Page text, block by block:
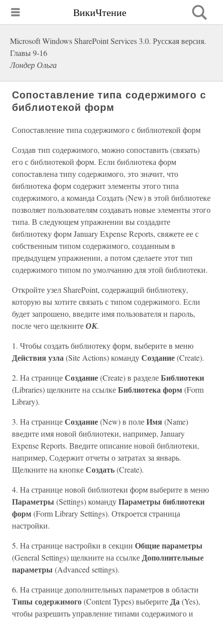
ВикиЧтение
Microsoft Windows SharePoint Services 3.0. Русская версия.
Главы 9-16
Лондер Ольга
Сопоставление типа содержимого с
библиотекой форм
Сопоставление типа содержимого с библиотекой форм
Создав тип содержимого, можно сопоставить (связать)
его с библиотекой форм. Если библиотека форм
сопоставлена типу содержимого, это значит, что
библиотека форм содержит элементы этого типа
содержимого, а команда Создать (New) в этой библиотеке
позволяет пользователям создавать новые элементы этого
типа. В следующем упражнении вы создадите
библиотеку форм January Expense Reports, свяжете ее с
собственным типом содержимого, созданным в
предыдущем упражнении, а потом сделаете этот тип
содержимого типом по умолчанию для этой библиотеки.
Откройте узел SharePoint, содержащий библиотеку,
которую вы хотите связать с типом содержимого. Если
будет запрошено, введите имя пользователя и пароль,
после чего щелкнитеОК.
1. Чтобы создать библиотеку форм, выберите в меню
Действия узла(Site Actions) командуСоздание(Create).
2. На страницеСоздание(Create) в разделеБиблиотеки
(Libraries) щелкните на ссылкеБиблиотека форм(Form
Library).
3. На страницеСоздание(New) в полеИмя (Name)
введите имя новой библиотеки, например, January
Expense Reports. Введите описание новой библиотеки,
например, Содержит отчеты о затратах за январь.
Щелкните на кнопкеСоздать(Create).
4. На странице новой библиотеки форм выберите в меню
Параметры (Settings) командуПараметры библиотеки
форм(Form Library Settings). Откроется страница
настройки.
5. На странице настройки в секции Общие параметры
(General Settings) щелкните на ссылкеДополнительные
параметры (Advanced settings).
6. На странице дополнительных параметров в области
Типы содержимого(Content Types) выберитеДа(Yes),
чтобы разрешить управление типами содержимого и